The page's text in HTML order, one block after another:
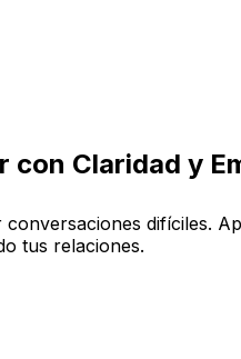
con Claridad y
difíciles.
tus relaciones.